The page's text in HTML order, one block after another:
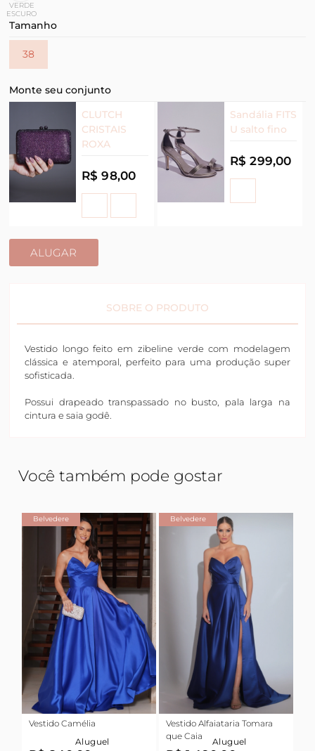
VERDE
ESCURO
Tamanho
38
Monte seu conjunto
CLUTCH
CRISTAIS
ROXA
R$ 98,00
Sandália FITS
U salto fino
R$ 299,00
ALUGAR
SOBRE O PRODUTO
Vestido longo feito em zibeline verde com modelagem
clássica e atemporal, perfeito para uma produção super
sofisticada.
Possui drapeado transpassado no busto, pala larga na
cintura e saia godê.
Você também pode gostar
Belvedere
Vestido Camélia
Aluguel
Belvedere
Vestido Alfaiataria Tomara
que Caia
Aluguel